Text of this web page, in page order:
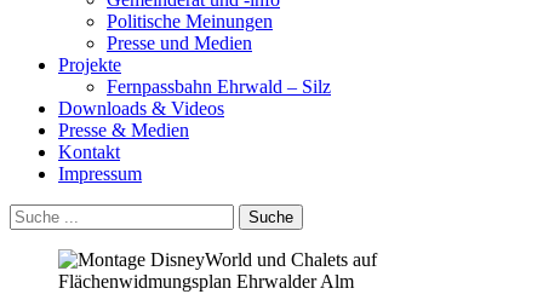
Politische Meinungen
Presse und Medien
Projekte
Fernpassbahn Ehrwald – Silz
Downloads & Videos
Presse & Medien
Kontakt
Impressum
bei
der
Suche
nach: